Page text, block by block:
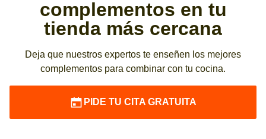
complementos en tu
tienda más cercana
Deja que nuestros expertos te enseñen los mejores
complementos para combinar con tu cocina.
PIDE TU CITA GRATUITA